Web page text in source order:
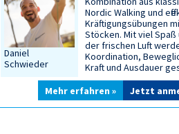
Daniel
Schwieder
Nordic Walking und
Kräftigungsübungen
Stöcken. Mit viel Spaß
der frischen Luft
Koordination,
Kraft und Ausdauer
Jetzt
Mehr erfahren »